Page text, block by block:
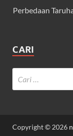
Perbedaan
CARI
Copyright © 2026